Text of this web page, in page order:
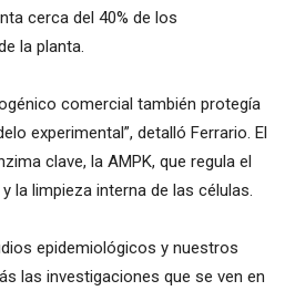
cerca del 40% de los
la planta.
comercial también protegía
experimental”, detalló Ferrario. El
clave, la AMPK, que regula el
la limpieza interna de las células.
epidemiológicos y nuestros
las investigaciones que se ven en